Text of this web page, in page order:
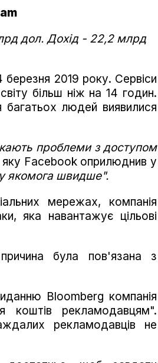
дол. Дохід - 22,2 млрд
березня 2019 року. Сервіси
більш ніж на 14 годин.
багатьох людей виявилися
проблеми з доступом
яку Facebook оприлюднив у
якомога швидше".
мережах, компанія
яка навантажує цільові
була пов'язана з
Bloomberg компанія
коштів рекламодавцям".
рекламодавців не